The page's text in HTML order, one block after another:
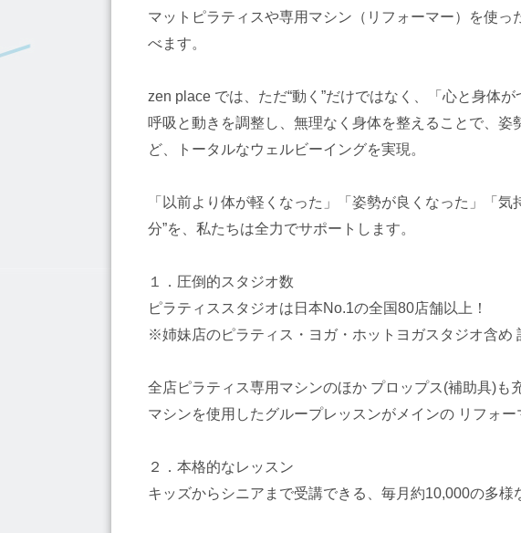
マットピラティスや専用マシン（リフォーマー）を使
べます。
zen place では、ただ“動く”だけではなく、「心と身体
呼吸と動きを調整し、無理なく身体を整えることで、
ど、トータルなウェルビーイングを実現。
「以前より体が軽くなった」「姿勢が良くなった」「
分”を、私たちは全力でサポートします。
１．圧倒的スタジオ数
ピラティススタジオは日本No.1の全国80店舗以上！
※姉妹店のピラティス・ヨガ・ホットヨガスタジオ含め
全店ピラティス専用マシンのほか プロップス(補助具)も
マシンを使用したグループレッスンがメインの リフォー
２．本格的なレッスン
キッズからシニアまで受講できる、毎月約10,000の多様